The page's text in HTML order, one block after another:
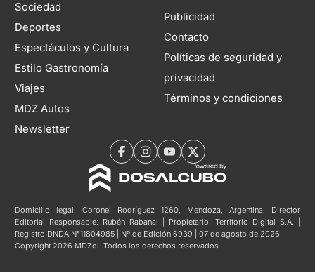
Sociedad
Deportes
Espectáculos y Cultura
Estilo Gastronomía
Viajes
MDZ Autos
Newsletter
Publicidad
Contacto
Políticas de seguridad y
privacidad
Términos y condiciones
Domicilio legal: Coronel Rodríguez 1260, Mendoza, Argentina. Director
Editorial Responsable: Rubén Rabanal | Propietario: Territorio Digital S.A. |
Registro DNDA N°11804985 | Nº de Edición 6939 | 07 de agosto de 2026
Copyright 2026 MDZol. Todos los derechos reservados.